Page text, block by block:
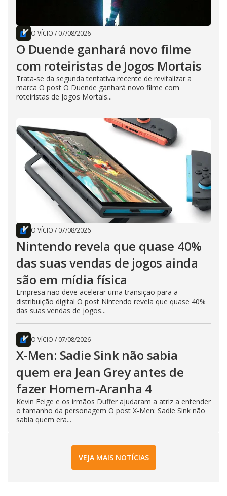
O VÍCIO / 07/08/2026
O Duende ganhará novo filme
com roteiristas de Jogos Mortais
Trata-se da segunda tentativa recente de revitalizar a
marca O post O Duende ganhará novo filme com
roteiristas de Jogos Mortais...
O VÍCIO / 07/08/2026
Nintendo revela que quase 40%
das suas vendas de jogos ainda
são em mídia física
Empresa não deve acelerar uma transição para a
distribuição digital O post Nintendo revela que quase 40%
das suas vendas de jogos...
O VÍCIO / 07/08/2026
X-Men: Sadie Sink não sabia
quem era Jean Grey antes de
fazer Homem-Aranha 4
Kevin Feige e os irmãos Duffer ajudaram a atriz a entender
o tamanho da personagem O post X-Men: Sadie Sink não
sabia quem era...
VEJA MAIS NOTÍCIAS